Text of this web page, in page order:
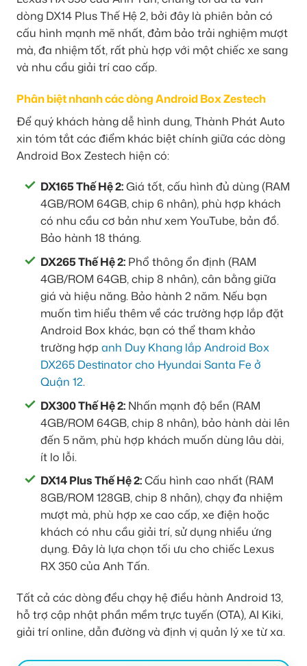
dòng DX14 Plus Thế Hệ 2, bởi đây là phiên bản có
cấu hình mạnh mẽ nhất, đảm bảo trải nghiệm mượt
mà, đa nhiệm tốt, rất phù hợp với một chiếc xe sang
và nhu cầu giải trí cao cấp.
Phân biệt nhanh các dòng Android Box Zestech
Để quý khách hàng dễ hình dung, Thành Phát Auto
xin tóm tắt các điểm khác biệt chính giữa các dòng
Android Box Zestech hiện có:
DX165 Thế Hệ 2:Giá tốt, cấu hình đủ dùng (RAM
4GB/ROM 64GB, chip 6 nhân), phù hợp khách
có nhu cầu cơ bản như xem YouTube, bản đồ.
Bảo hành 18 tháng.
DX265 Thế Hệ 2: Phổ thông ổn định (RAM
4GB/ROM 64GB, chip 8 nhân), cân bằng giữa
giá và hiệu năng. Bảo hành 2 năm. Nếu bạn
muốn tìm hiểu thêm về các trường hợp lắp đặt
Android Box khác, bạn có thể tham khảo
trường hợp anh Duy Khang lắp Android Box
DX265 Destinator cho Hyundai Santa Fe ở
Quận 12.
DX300 Thế Hệ 2: Nhấn mạnh độ bền (RAM
4GB/ROM 64GB, chip 8 nhân), bảo hành dài lên
đến 5 năm, phù hợp khách muốn dùng lâu dài,
ít lo lỗi.
DX14 Plus Thế Hệ 2:Cấu hình cao nhất (RAM
8GB/ROM 128GB, chip 8 nhân), chạy đa nhiệm
mượt mà, phù hợp xe cao cấp, xe điện hoặc
khách có nhu cầu giải trí, sử dụng nhiều ứng
dụng. Đây là lựa chọn tối ưu cho chiếc Lexus
RX 350 của Anh Tấn.
Tất cả các dòng đều chạy hệ điều hành Android 13,
hỗ trợ cập nhật phần mềm trực tuyến (OTA), AI Kiki,
giải trí online, dẫn đường và định vị quản lý xe từ xa.